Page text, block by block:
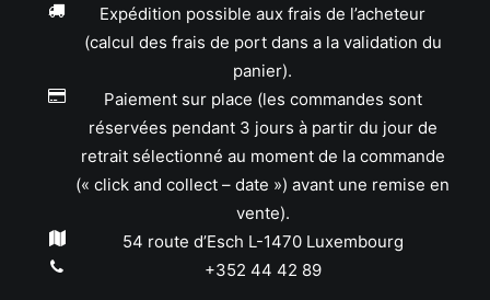
Expédition possible aux frais de l’acheteur
(calcul des frais de port dans a la validation du
panier).
Paiement sur place (les commandes sont
réservées pendant 3 jours à partir du jour de
retrait sélectionné au moment de la commande
(« click and collect – date ») avant une remise en
vente).
54 route d’Esch L-1470 Luxembourg
+352 44 42 89